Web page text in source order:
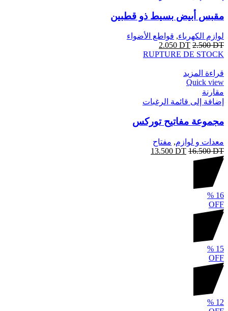
مقبس أبيض بسيط ذو قطبين
لوازم الكهرباء, قواطع الأضواء
2.500DT
2.050 DT
RUPTURE DE STOCK
قراءة المزيد
Quick view
مقارنة
إضافة إلى قائمة الرغبات
مجموعة مفاتيح توركس
معدات و لوازم, مفتاح
16.500DT
13.500 DT
16
%
OFF
15
%
OFF
12
%